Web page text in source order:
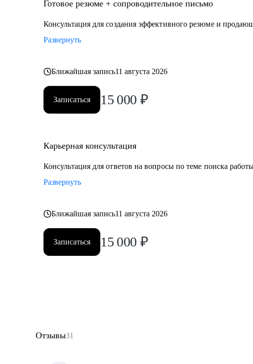
• Директор по производству
• Директор по логистике и закупкам
• Директор по стратегическому развитию
проблемы в области профессионального развития: выявить
личную профессиональную уникальность, найти оптимальное
Готовое резюме + сопроводительное письмо
Консультация для создания эффективного резюме и
Развернуть
Ближайшая запись11 августа 2026
Записаться 15 000 ₽
Карьерная консультация
Консультация для ответов на вопросы по теме поиска
Развернуть
Ближайшая запись11 августа 2026
Записаться 15 000 ₽
Отзывы31